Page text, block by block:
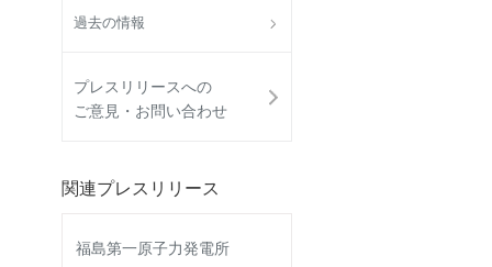
過去の情報
プレスリリースへの
ご意見・お問い合わせ
関連プレスリリース
福島第一原子力発電所